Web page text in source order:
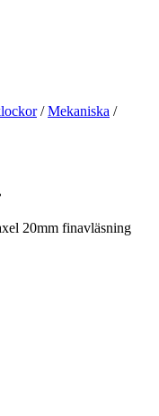
/Mekaniska /
20mm finavläsning